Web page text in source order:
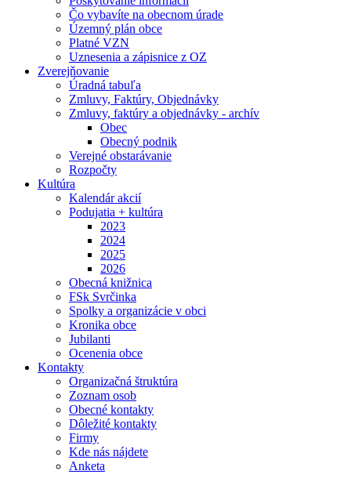
Čo vybavíte na obecnom úrade
Územný plán obce
Platné VZN
Uznesenia a zápisnice z OZ
Zverejňovanie
Úradná tabuľa
Zmluvy, Faktúry, Objednávky
Zmluvy, faktúry a objednávky - archív
Obec
Obecný podnik
Verejné obstarávanie
Rozpočty
Kultúra
Kalendár akcií
Podujatia + kultúra
2023
2024
2025
2026
Obecná knižnica
FSk Svrčinka
Spolky a organizácie v obci
Kronika obce
Jubilanti
Ocenenia obce
Kontakty
Organizačná štruktúra
Zoznam osob
Obecné kontakty
Dôležité kontakty
Firmy
Kde nás nájdete
Anketa